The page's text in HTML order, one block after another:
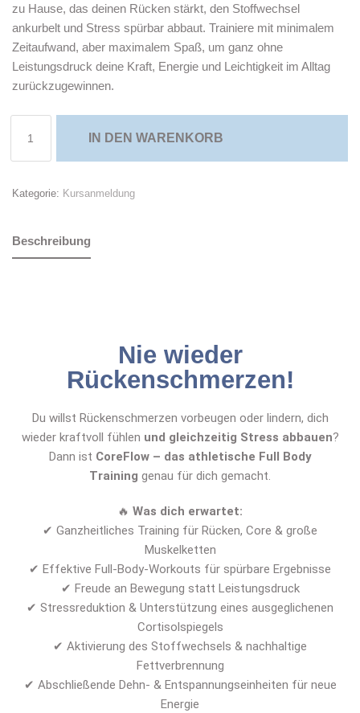
zu Hause, das deinen Rücken stärkt, den Stoffwechsel
ankurbelt und Stress spürbar abbaut. Trainiere mit minimalem
Zeitaufwand, aber maximalem Spaß, um ganz ohne
Leistungsdruck deine Kraft, Energie und Leichtigkeit im Alltag
zurückzugewinnen.
IN DEN WARENKORB
Kategorie: Kursanmeldung
Beschreibung
Nie wieder
Rückenschmerzen!
Du willst Rückenschmerzen vorbeugen oder lindern, dich
wieder kraftvoll fühlen und gleichzeitig Stress abbauen?
Dann ist CoreFlow – das athletische Full Body
Training genau für dich gemacht.
🔥 Was dich erwartet:
✔ Ganzheitliches Training für Rücken, Core & große
Muskelketten
✔ Effektive Full-Body-Workouts für spürbare Ergebnisse
✔ Freude an Bewegung statt Leistungsdruck
✔ Stressreduktion & Unterstützung eines ausgeglichenen
Cortisolspiegels
✔ Aktivierung des Stoffwechsels & nachhaltige
Fettverbrennung
✔ Abschließende Dehn- & Entspannungseinheiten für neue
Energie